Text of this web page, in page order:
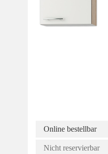
Online bestellbar
Nicht reservierbar